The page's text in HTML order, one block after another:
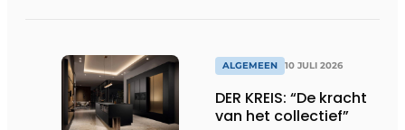
ALGEMEEN 10 JULI 2026
DER KREIS: “De kracht
van het collectief”